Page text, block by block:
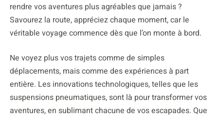
rendre vos aventures plus agréables que jamais ?
Savourez la route, appréciez chaque moment, car le
véritable voyage commence dès que l’on monte à bord.
Ne voyez plus vos trajets comme de simples
déplacements, mais comme des expériences à part
entière. Les innovations technologiques, telles que les
suspensions pneumatiques, sont là pour transformer vos
aventures, en sublimant chacune de vos escapades. Que